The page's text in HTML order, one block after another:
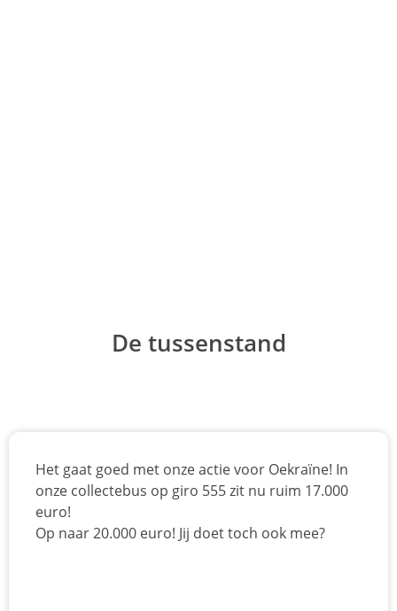
De tussenstand
Het gaat goed met onze actie voor Oekraïne! In
onze collectebus op giro 555 zit nu ruim 17.000
euro!
Op naar 20.000 euro! Jij doet toch ook mee?